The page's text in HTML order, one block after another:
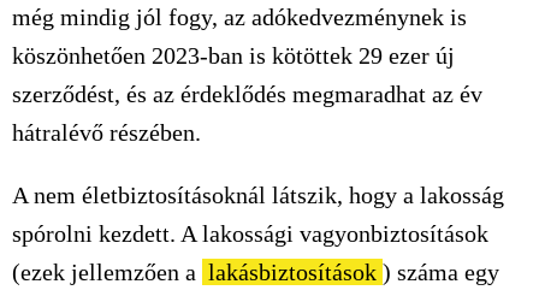
még mindig jól fogy, az adókedvezménynek is
köszönhetően 2023-ban is kötöttek 29 ezer új
szerződést, és az érdeklődés megmaradhat az év
hátralévő részében.
A nem életbiztosításoknál látszik, hogy a lakosság
spórolni kezdett. A lakossági vagyonbiztosítások
(ezek jellemzően a lakásbiztosítások ) száma egy